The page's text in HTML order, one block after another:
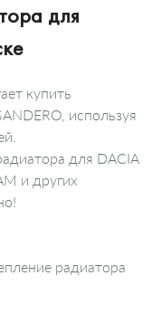
для
купить
используя
для DACIA
и других
радиатора